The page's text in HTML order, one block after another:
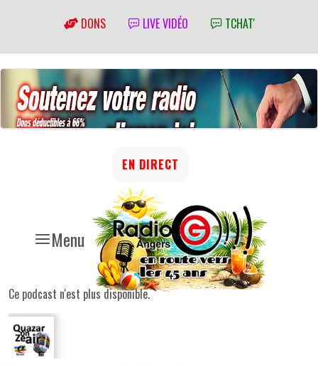
DONS LIVE VIDÉO TCHAT'
Menu
EN DIRECT
Ce podcast n'est plus disponible.